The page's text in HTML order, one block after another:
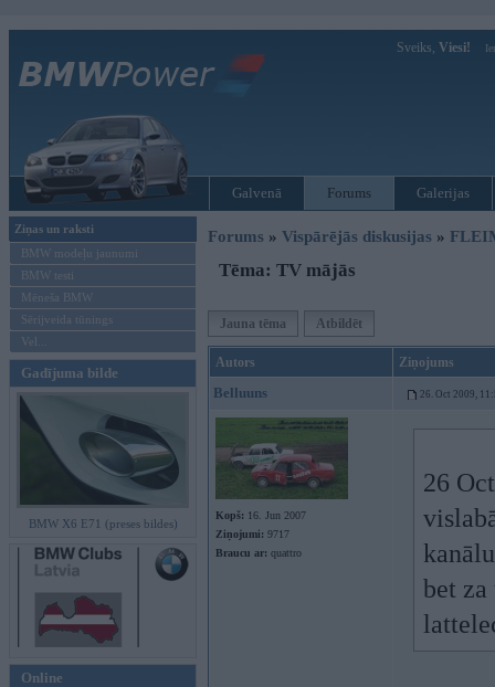
Sveiks, Viesi!
Galvenā Forums Galerijas
Ziņas un raksti
BMW modeļu jaunumi
BMW testi
Mēneša BMW
Sērijveida tūnings
Vel...
Gadījuma bilde
BMW X6 E71 (preses bildes)
Online
Forums » Vispārējās diskusijas »
Tēma: TV mājās
Jauna tēma Atbildēt
Autors Ziņojums
Belluuns 26. Oct 2009,
Kopš: 16. Jun 2007
Ziņojumi: 9717
Braucu ar: quattro
26
bet za